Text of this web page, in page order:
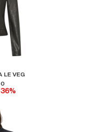
LE VEG